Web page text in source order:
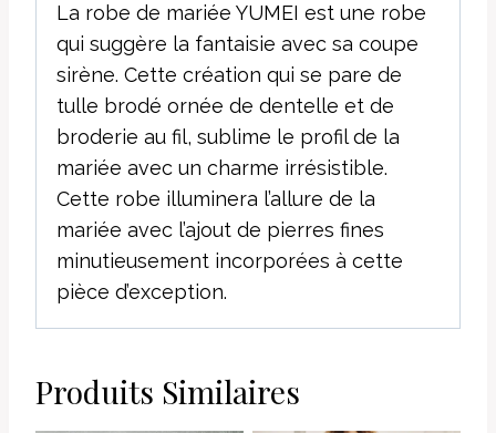
La robe de mariée YUMEI est une robe
qui suggère la fantaisie avec sa coupe
sirène. Cette création qui se pare de
tulle brodé ornée de dentelle et de
broderie au fil, sublime le profil de la
mariée avec un charme irrésistible.
Cette robe illuminera l’allure de la
mariée avec l’ajout de pierres fines
minutieusement incorporées à cette
pièce d’exception.
Produits Similaires